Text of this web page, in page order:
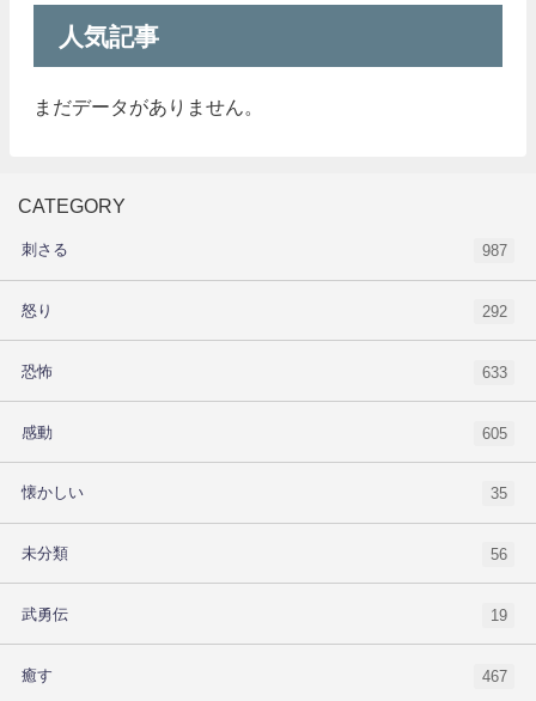
人気記事
まだデータがありません。
CATEGORY
刺さる 987
怒り 292
恐怖 633
感動 605
懐かしい 35
未分類 56
武勇伝 19
癒す 467